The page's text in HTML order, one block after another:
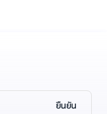
ยืนยัน